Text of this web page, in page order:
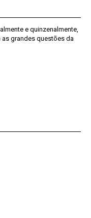
e quinzenalmente,
grandes questões da